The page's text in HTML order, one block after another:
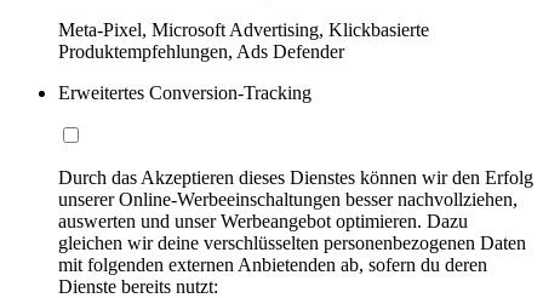
Meta-Pixel, Microsoft Advertising, Klickbasierte
Produktempfehlungen, Ads Defender
Erweitertes Conversion-Tracking
Durch das Akzeptieren dieses Dienstes können wir den Erfolg
unserer Online-Werbeeinschaltungen besser nachvollziehen,
auswerten und unser Werbeangebot optimieren. Dazu
gleichen wir deine verschlüsselten personenbezogenen Daten
mit folgenden externen Anbietenden ab, sofern du deren
Dienste bereits nutzt: